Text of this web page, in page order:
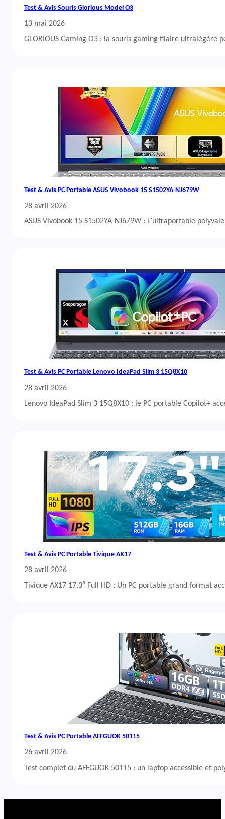
Test & Avis Souris Glorious Model O3
13 mai 2026
GLORIOUS Gaming O3 : la souris gaming filaire ultralégère
Test & Avis PC Portable ASUS Vivobook 15 S1502YA-NJ679W
28 avril 2026
ASUS Vivobook 15 S1502YA-NJ679W : L’ultraportable
Test & Avis PC Portable Lenovo IdeaPad Slim 3 15Q8X10
28 avril 2026
Lenovo IdeaPad Slim 3 15Q8X10 : le PC portable Copilot+
Test & Avis PC Portable Tivique AX17
28 avril 2026
Tivique AX17 17,3″ Full HD : Un PC portable grand format
Test & Avis PC Portable AFFGUOK 50115
26 avril 2026
Test complet du AFFGUOK 50115 : un laptop accessible